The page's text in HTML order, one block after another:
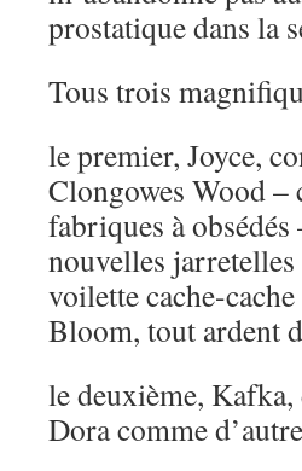
prostatique dans la
Tous trois
le premier, Joyce,
Clongowes Wood –
fabriques à
nouvelles
voilette cache-
Bloom, tout ardent
le deuxième, Kafka,
Dora comme